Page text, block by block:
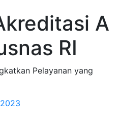
A
RI
Pelayanan yang